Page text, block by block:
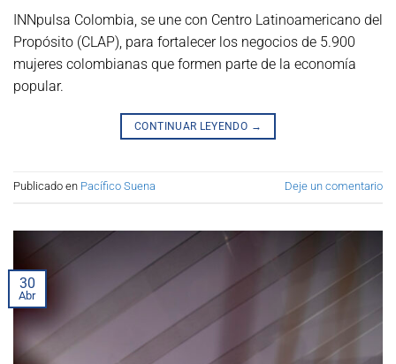
INNpulsa Colombia, se une con Centro Latinoamericano del
Propósito (CLAP), para fortalecer los negocios de 5.900
mujeres colombianas que formen parte de la economía
popular.
CONTINUAR LEYENDO →
Publicado en Pacífico Suena Deje un comentario
30
Abr